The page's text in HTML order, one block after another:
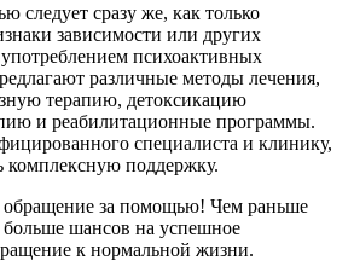
следует сразу же, как только
зависимости или других
психоактивных
различные методы лечения,
терапию, детоксикацию
и реабилитационные программы.
специалиста и клинику,
комплексную поддержку.
обращение за помощью! Чем раньше
больше шансов на успешное
к нормальной жизни.